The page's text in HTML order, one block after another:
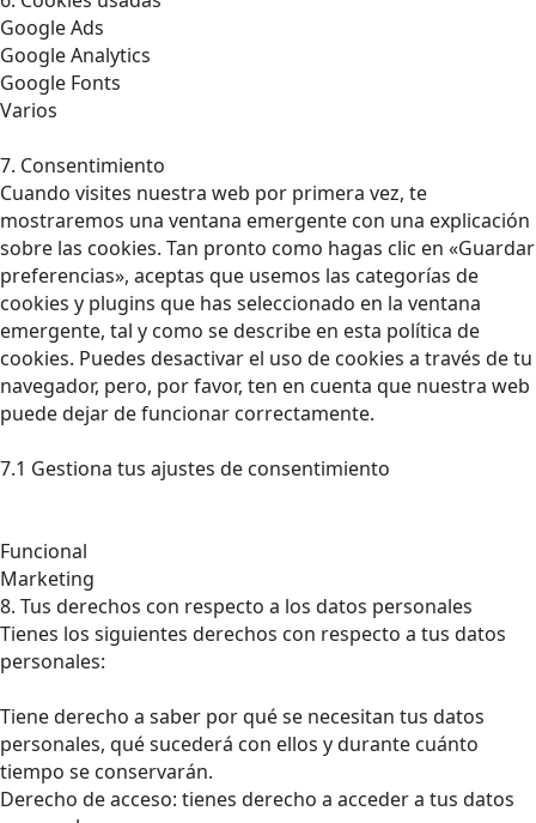
Google Ads
Google Analytics
Google Fonts
Varios
7. Consentimiento
Cuando visites nuestra web por primera vez, te
mostraremos una ventana emergente con una explicación
sobre las cookies. Tan pronto como hagas clic en «Guardar
preferencias», aceptas que usemos las categorías de
cookies y plugins que has seleccionado en la ventana
emergente, tal y como se describe en esta política de
cookies. Puedes desactivar el uso de cookies a través de tu
navegador, pero, por favor, ten en cuenta que nuestra web
puede dejar de funcionar correctamente.
7.1 Gestiona tus ajustes de consentimiento
Funcional
Marketing
8. Tus derechos con respecto a los datos personales
Tienes los siguientes derechos con respecto a tus datos
personales:
Tiene derecho a saber por qué se necesitan tus datos
personales, qué sucederá con ellos y durante cuánto
tiempo se conservarán.
Derecho de acceso: tienes derecho a acceder a tus datos